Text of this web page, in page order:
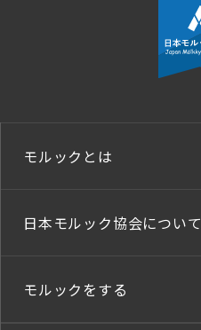
モルックとは
日本モルック協会について
モルックをする